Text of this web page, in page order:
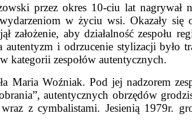
przez okres 10-ciu lat
w życiu wsi. Okazały
założenie, aby działalność
autentyzm i odrzucenie stylizacji
kategorii zespołów autentycznych.
Maria Woźniak. Pod jej nadzorem
autentycznych obrzędów
z cymbalistami. Jesienią 1979r.